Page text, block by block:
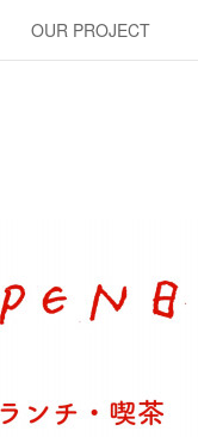
OUR PROJECT